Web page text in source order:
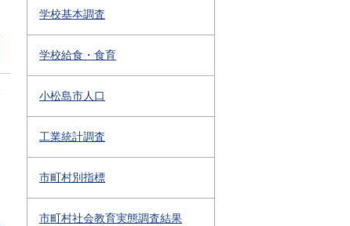
学校基本調査
学校給食・食育
小松島市人口
工業統計調査
市町村別指標
市町村社会教育実態調査結果